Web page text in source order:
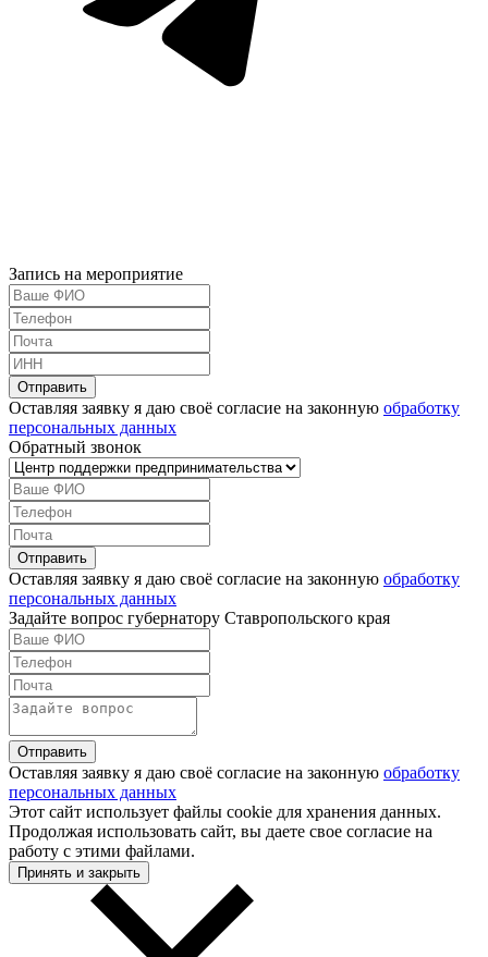
Запись на мероприятие
Оставляя заявку я даю своё согласие на законную обработку
персональных данных
Обратный звонок
Оставляя заявку я даю своё согласие на законную обработку
персональных данных
Задайте вопрос губернатору Ставропольского края
Оставляя заявку я даю своё согласие на законную обработку
персональных данных
Этот сайт использует файлы cookie для хранения данных.
Продолжая использовать сайт, вы даете свое согласие на
работу с этими файлами.
Принять и закрыть